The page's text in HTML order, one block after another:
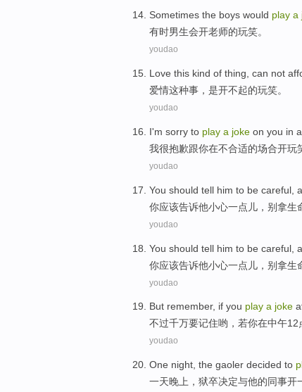
Sometimes the boys would play a
有时男生会开老师的玩笑。
youdao
Love this kind of thing can not
爱情这种事 ，是开不起的玩笑。
youdao
I'm sorry to play a joke on you in
我很抱歉跟你在不合适的场合开玩
youdao
You should tell him to be careful ,
你应该告诉他小心一点儿， 别拿生
youdao
You should tell him to be careful ,
你应该告诉他小心一点儿， 别拿生
youdao
But remember, if you play a joke
不过千万要记住哟， 若你在中午12
youdao
One night , the gaoler decided to
一天晚上 ， 狱卒决定与他的同事开